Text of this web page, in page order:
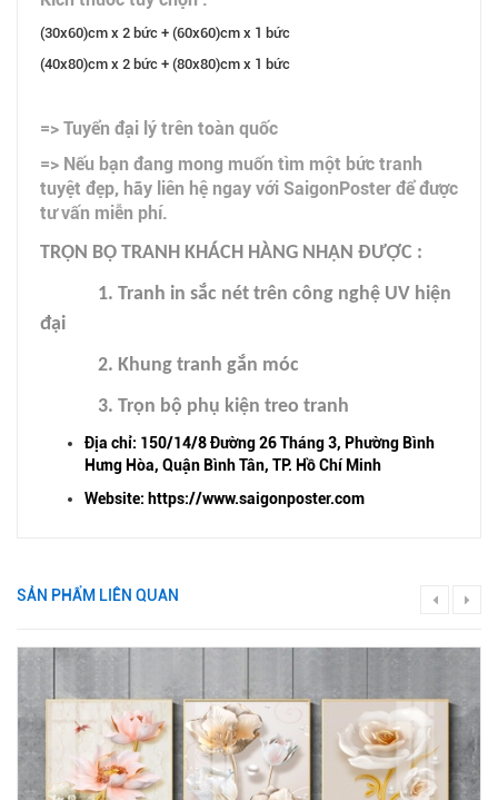
(30x60)cm x 2 bức + (60x60)cm x 1 bức
(40x80)cm x 2 bức + (80x80)cm x 1 bức
=> Tuyển đại lý trên toàn quốc
=> Nếu bạn đang mong muốn tìm một bức tranh
tuyệt đẹp, hãy liên hệ ngay với SaigonPoster để được
tư vấn miễn phí.
TRỌN BỘ TRANH KHÁCH HÀNG NHẬN ĐƯỢC :
1. Tranh in sắc nét trên công nghệ UV hiện
đại
2. Khung tranh gắn móc
3. Trọn bộ phụ kiện treo tranh
Địa chỉ: 150/14/8 Đường 26 Tháng 3, Phường Bình
Hưng Hòa, Quận Bình Tân, TP. Hồ Chí Minh
Website: https://www.saigonposter.com
SẢN PHẨM LIÊN QUAN